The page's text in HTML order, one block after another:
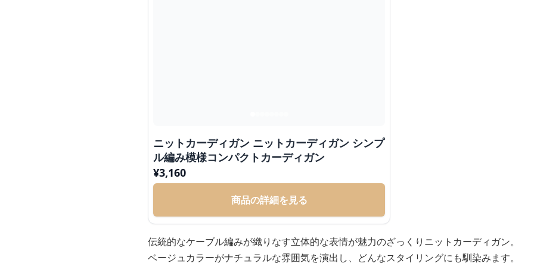
ニットカーディガン ニットカーディガン シンプ
ル編み模様コンパクトカーディガン
¥3,160
商品の詳細を見る
伝統的なケーブル編みが織りなす立体的な表情が魅力のざっくりニットカーディガン。
ベージュカラーがナチュラルな雰囲気を演出し、どんなスタイリングにも馴染みます。